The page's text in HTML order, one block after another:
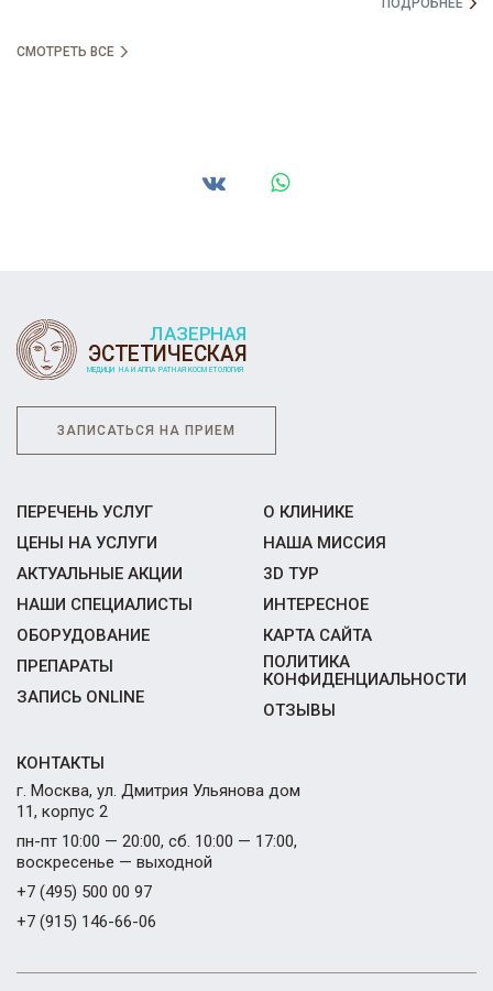
ПОДРОБНЕЕ
СМОТРЕТЬ ВСЕ
ЗАПИСАТЬСЯ НА ПРИЕМ
ПЕРЕЧЕНЬ УСЛУГ
ЦЕНЫ НА УСЛУГИ
АКТУАЛЬНЫЕ АКЦИИ
НАШИ СПЕЦИАЛИСТЫ
ОБОРУДОВАНИЕ
ПРЕПАРАТЫ
ЗАПИСЬ ONLINE
О КЛИНИКЕ
НАША МИССИЯ
3D ТУР
ИНТЕРЕСНОЕ
КАРТА САЙТА
ПОЛИТИКА
КОНФИДЕНЦИАЛЬНОСТИ
ОТЗЫВЫ
КОНТАКТЫ
г. Москва, ул. Дмитрия Ульянова дом
11, корпус 2
пн-пт 10:00 — 20:00, сб. 10:00 — 17:00,
воскресенье — выходной
+7 (495) 500 00 97
+7 (915) 146-66-06